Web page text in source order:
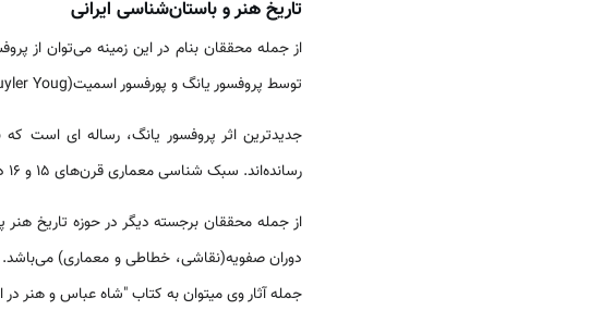
تاریخ هنر و باستان‌شناسی ایرانی
توسط پروفسور یانگ و پورفسور اسمیت(Cuyler Youg و p.Smith) با عنوان‏ «مهاجرت آریایی‌ها به مناطق غرب ایران‏» توسط این‏ مرکز منتشر شده است.
رسانده‌اند. سبک ‏شناسی معماری قرن‌های 15 و 16 در ایران از زمینه‏ های تخصصی دیگری است که پروفسور لیزا گلومبک به آن می‏پردازد.
جمله‏ آثار وی می‏توان به کتاب ‏"شاه عباس و هنر در